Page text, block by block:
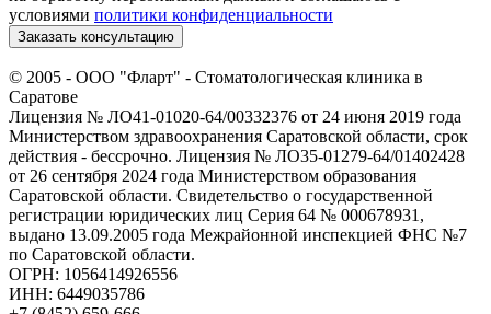
условиями политики конфиденциальности
Заказать консультацию
© 2005 - ООО "Фларт" - Стоматологическая клиника в
Саратове
Лицензия № ЛО41-01020-64/00332376 от 24 июня 2019 года
Министерством здравоохранения Саратовской области, срок
действия - бессрочно. Лицензия № ЛО35-01279-64/01402428
от 26 сентября 2024 года Министерством образования
Саратовской области. Свидетельство о государственной
регистрации юридических лиц Серия 64 № 000678931,
выдано 13.09.2005 года Межрайонной инспекцией ФНС №7
по Саратовской области.
ОГРН: 1056414926556
ИНН: 6449035786